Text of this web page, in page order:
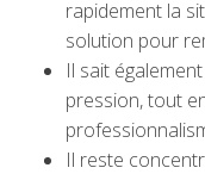
rapidement la
solution pour
Il sait
pression, tout
Il reste